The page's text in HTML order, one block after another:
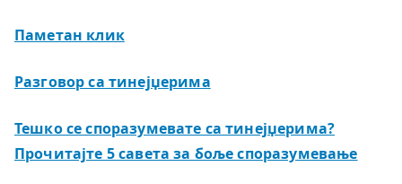
Паметан клик
Разговор са тинејџерима
Тешко се споразумевате са тинејџерима?
Прочитајте 5 савета за боље споразумевање